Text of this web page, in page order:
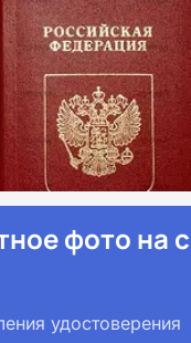
фото на
удостоверения